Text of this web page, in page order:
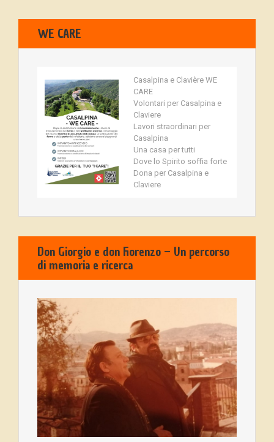
WE CARE
Casalpina e Clavière WE
CARE
Volontari per Casalpina e
Claviere
Lavori straordinari per
Casalpina
Una casa per tutti
Dove lo Spirito soffia forte
Dona per Casalpina e
Claviere
Don Giorgio e don Fiorenzo – Un percorso
di memoria e ricerca